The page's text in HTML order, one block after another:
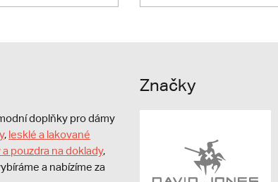
doplňky pro dámy
, lesklé a lakované
pouzdra na doklady,
a nabízíme za
Značky